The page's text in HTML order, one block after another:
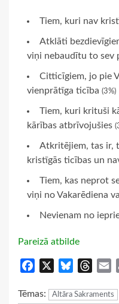
Tiem, kuri nav
Atklāti
viņi nebaudītu to sev
Citticīgiem, jo pie
vienprātīga ticība (3%)
Tiem, kuri krituši
kārības atbrīvojušies
Atkritējiem, tas ir,
kristīgās ticības un
Tiem, kas neprot
viņi no Vakarēdiena
Nevienam no
Pareizā atbilde
Facebook Bluesky
Tēmas: Altāra Sakraments